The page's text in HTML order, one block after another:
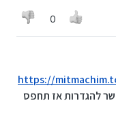
0
https://
להגדרות אז תחפס